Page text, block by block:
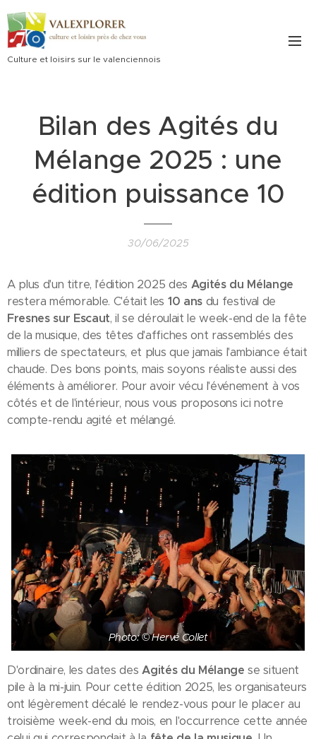
Culture et loisirs sur le valenciennois
Bilan des Agités du
Mélange 2025 : une
édition puissance 10
30/06/2025
A plus d'un titre, l'édition 2025 des Agités du Mélange
restera mémorable. C'était les 10 ansdu festival de
Fresnes sur Escaut, il se déroulait le week-end de la fête
de la musique, des têtes d'affiches ont rassemblés des
milliers de spectateurs, et plus que jamais l'ambiance était
chaude. Des bons points, mais soyons réaliste aussi des
éléments à améliorer. Pour avoir vécu l'événement à vos
côtés et de l'intérieur, nous vous proposons ici notre
compte-rendu agité et mélangé.
Photo: © Hervé Collet
D'ordinaire, les dates desAgités du Mélange se situent
pile à la mi-juin. Pour cette édition 2025, les organisateurs
ont légèrement décalé le rendez-vous pour le placer au
troisième week-end du mois, en l'occurrence cette année